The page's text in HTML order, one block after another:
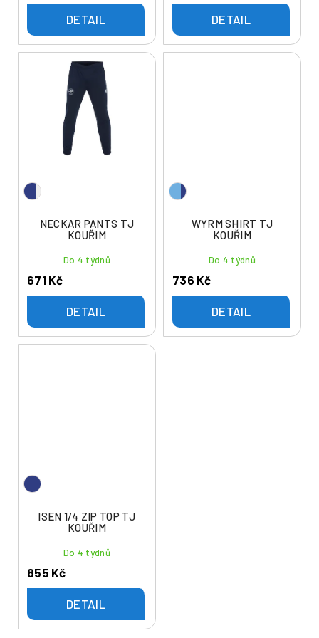
DETAIL DETAIL
NECKAR PANTS TJ
KOUŘIM
Do 4 týdnů
671 Kč
DETAIL
WYRM SHIRT TJ
KOUŘIM
Do 4 týdnů
736 Kč
DETAIL
ISEN 1/4 ZIP TOP TJ
KOUŘIM
Do 4 týdnů
855 Kč
DETAIL